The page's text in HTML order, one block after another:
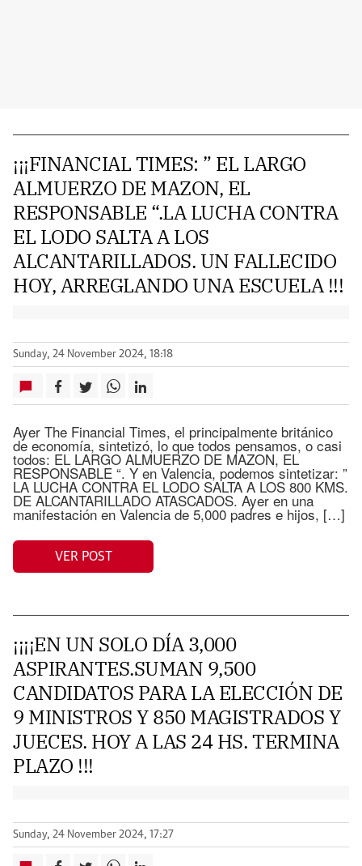
¡¡¡FINANCIAL TIMES: ” EL LARGO
ALMUERZO DE MAZON, EL
RESPONSABLE “.LA LUCHA CONTRA
EL LODO SALTA A LOS
ALCANTARILLADOS. UN FALLECIDO
HOY, ARREGLANDO UNA ESCUELA !!!
Sunday, 24 November 2024, 18:18
Ayer The Financial Times, el principalmente británico
de economía, sintetizó, lo que todos pensamos, o casi
todos: EL LARGO ALMUERZO DE MAZON, EL
RESPONSABLE “. Y en Valencia, podemos sintetizar: ”
LA LUCHA CONTRA EL LODO SALTA A LOS 800 KMS.
DE ALCANTARILLADO ATASCADOS. Ayer en una
manifestación en Valencia de 5,000 padres e hijos, […]
VER POST
¡¡¡¡EN UN SOLO DÍA 3,000
ASPIRANTES.SUMAN 9,500
CANDIDATOS PARA LA ELECCIÓN DE
9 MINISTROS Y 850 MAGISTRADOS Y
JUECES. HOY A LAS 24 HS. TERMINA
PLAZO !!!
Sunday, 24 November 2024, 17:27